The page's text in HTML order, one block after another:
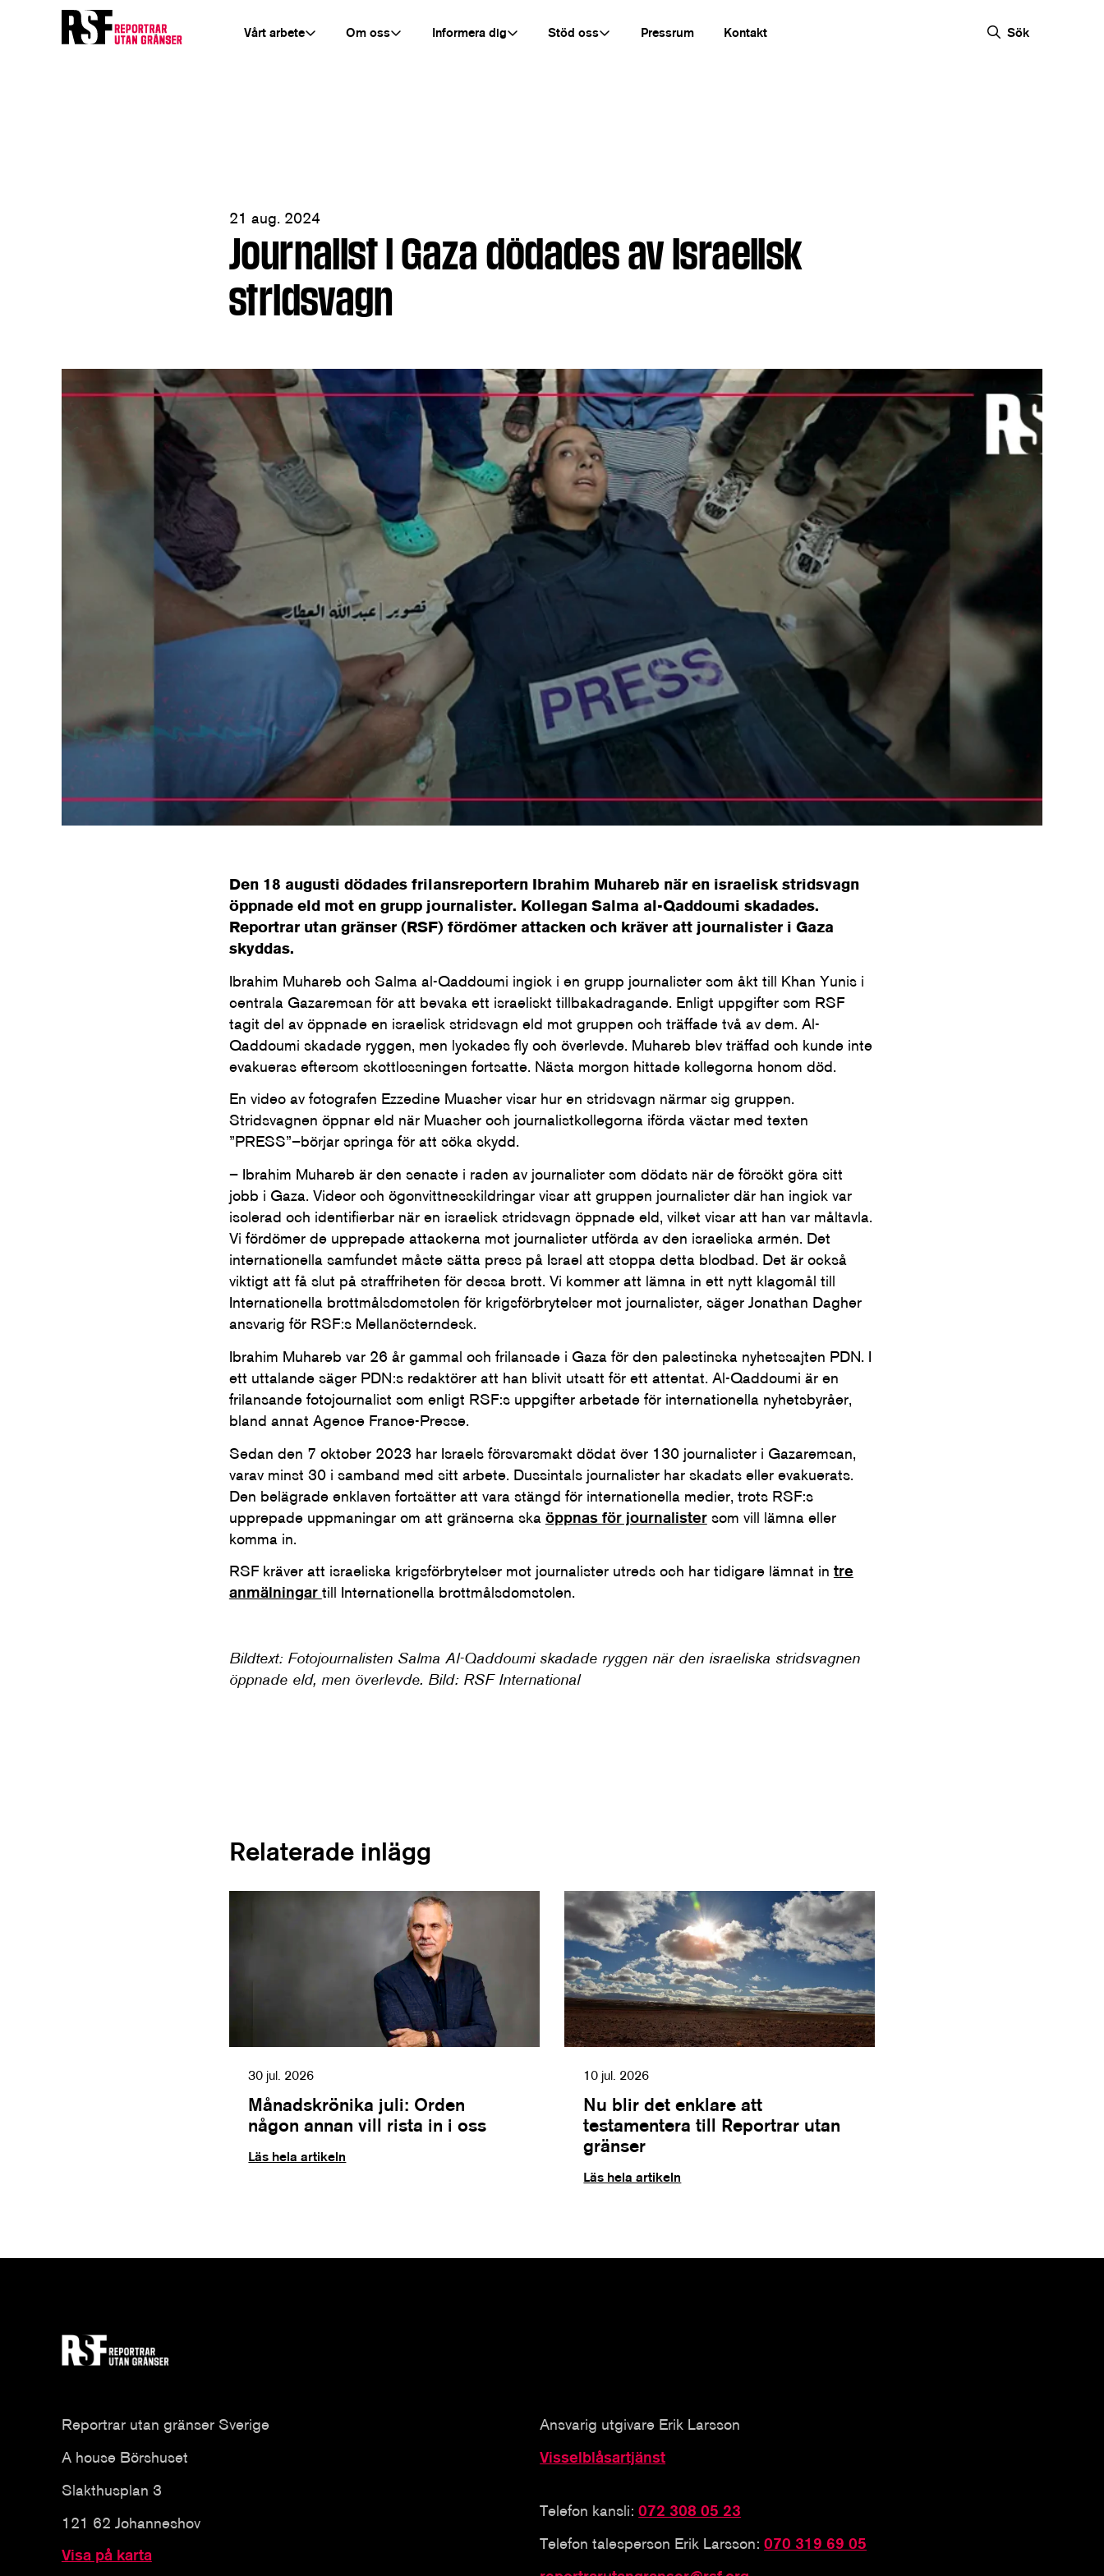
Vårt arbete Om oss Informera dig Stöd oss Pressrum Kontakt Sök
21 aug. 2024
Journalist i Gaza dödades av israelisk
stridsvagn
Den 18 augusti dödades frilansreportern Ibrahim Muhareb när en israelisk stridsvagn
öppnade eld mot en grupp journalister. Kollegan Salma al-Qaddoumi skadades.
Reportrar utan gränser (RSF) fördömer attacken och kräver att journalister i Gaza
skyddas.
Ibrahim Muhareb och Salma al-Qaddoumi ingick i en grupp journalister som åkt till Khan Yunis i
centrala Gazaremsan för att bevaka ett israeliskt tillbakadragande. Enligt uppgifter som RSF
tagit del av öppnade en israelisk stridsvagn eld mot gruppen och träffade två av dem. Al-
Qaddoumi skadade ryggen, men lyckades fly och överlevde. Muhareb blev träffad och kunde inte
evakueras eftersom skottlossningen fortsatte. Nästa morgon hittade kollegorna honom död.
En video av fotografen Ezzedine Muasher visar hur en stridsvagn närmar sig gruppen.
Stridsvagnen öppnar eld när Muasher och journalistkollegorna iförda västar med texten
”PRESS”–börjar springa för att söka skydd.
– Ibrahim Muhareb är den senaste i raden av journalister som dödats när de försökt göra sitt
jobb i Gaza. Videor och ögonvittnesskildringar visar att gruppen journalister där han ingick var
isolerad och identifierbar när en israelisk stridsvagn öppnade eld, vilket visar att han var måltavla.
Vi fördömer de upprepade attackerna mot journalister utförda av den israeliska armén. Det
internationella samfundet måste sätta press på Israel att stoppa detta blodbad. Det är också
viktigt att få slut på straffriheten för dessa brott. Vi kommer att lämna in ett nytt klagomål till
Internationella brottmålsdomstolen för krigsförbrytelser mot journalister, säger Jonathan Dagher
ansvarig för RSF:s Mellanösterndesk.
Ibrahim Muhareb var 26 år gammal och frilansade i Gaza för den palestinska nyhetssajten PDN. I
ett uttalande säger PDN:s redaktörer att han blivit utsatt för ett attentat. Al-Qaddoumi är en
frilansande fotojournalist som enligt RSF:s uppgifter arbetade för internationella nyhetsbyråer,
bland annat Agence France-Presse.
Sedan den 7 oktober 2023 har Israels försvarsmakt dödat över 130 journalister i Gazaremsan,
varav minst 30 i samband med sitt arbete. Dussintals journalister har skadats eller evakuerats.
Den belägrade enklaven fortsätter att vara stängd för internationella medier, trots RSF:s
upprepade uppmaningar om att gränserna ska öppnas för journalistersom vill lämna eller
komma in.
RSF kräver att israeliska krigsförbrytelser mot journalister utreds och har tidigare lämnat in tre
anmälningar till Internationella brottmålsdomstolen.
Bildtext: Fotojournalisten Salma Al-Qaddoumi skadade ryggen när den israeliska stridsvagnen
öppnade eld, men överlevde. Bild: RSF International
Relaterade inlägg
30 jul. 2026
Månadskrönika juli: Orden
någon annan vill rista in i oss
Läs hela artikeln
10 jul. 2026
Nu blir det enklare att
testamentera till Reportrar utan
gränser
Läs hela artikeln
Reportrar utan gränser Sverige
A house Börshuset
Slakthusplan 3
121 62 Johanneshov
Visa på karta
Ansvarig utgivare Erik Larsson
Visselblåsartjänst
Telefon kansli:072 308 05 23
Telefon talesperson Erik Larsson:070 319 69 05